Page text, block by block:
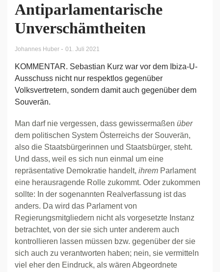
Antiparlamentarische
Unverschämtheiten
Johannes Huber - 01. Juli 2021
KOMMENTAR. Sebastian Kurz war vor dem Ibiza-U-
Ausschuss nicht nur respektlos gegenüber
Volksvertretern, sondern damit auch gegenüber dem
Souverän.
Man darf nie vergessen, dass gewissermaßen über
dem politischen System Österreichs der Souverän,
also die Staatsbürgerinnen und Staatsbürger, steht.
Und dass, weil es sich nun einmal um eine
repräsentative Demokratie handelt, ihrem Parlament
eine herausragende Rolle zukommt. Oder zukommen
sollte: In der sogenannten Realverfassung ist das
anders. Da wird das Parlament von
Regierungsmitgliedern nicht als vorgesetzte Instanz
betrachtet, von der sie sich unter anderem auch
kontrollieren lassen müssen bzw. gegenüber der sie
sich auch zu verantworten haben; nein, sie vermitteln
viel eher den Eindruck, als wären Abgeordnete